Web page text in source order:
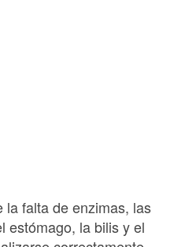
la falta de enzimas, las
estómago, la bilis y el